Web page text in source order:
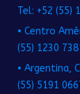
Tel: +52 (55)
• Centro
(55) 1230
• Argentina,
(55) 5191